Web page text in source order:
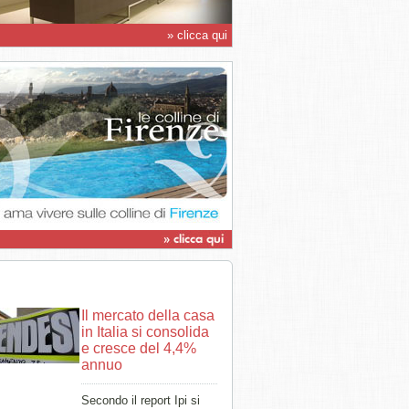
» clicca qui
Il mercato della casa
in Italia si consolida
e cresce del 4,4%
annuo
Secondo il report Ipi si